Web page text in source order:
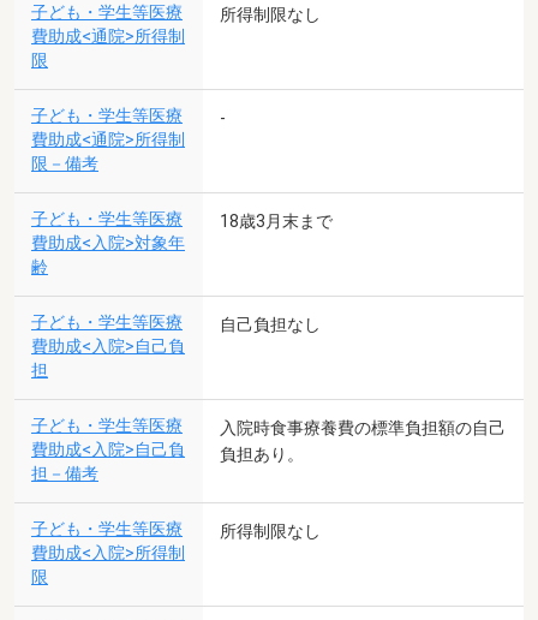
子ども・学生等医療
費助成<通院>所得制
限
所得制限なし
子ども・学生等医療
費助成<通院>所得制
限－備考
-
子ども・学生等医療
費助成<入院>対象年
齢
18歳3月末まで
子ども・学生等医療
費助成<入院>自己負
担
自己負担なし
子ども・学生等医療
費助成<入院>自己負
担－備考
入院時食事療養費の標準負担額の自己
負担あり。
子ども・学生等医療
費助成<入院>所得制
限
所得制限なし